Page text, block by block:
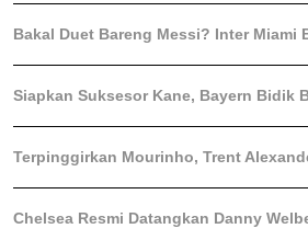
Bakal Duet Bareng Messi? Inter Miami
Siapkan Suksesor Kane, Bayern Bidik
Terpinggirkan Mourinho, Trent
Chelsea Resmi Datangkan Danny